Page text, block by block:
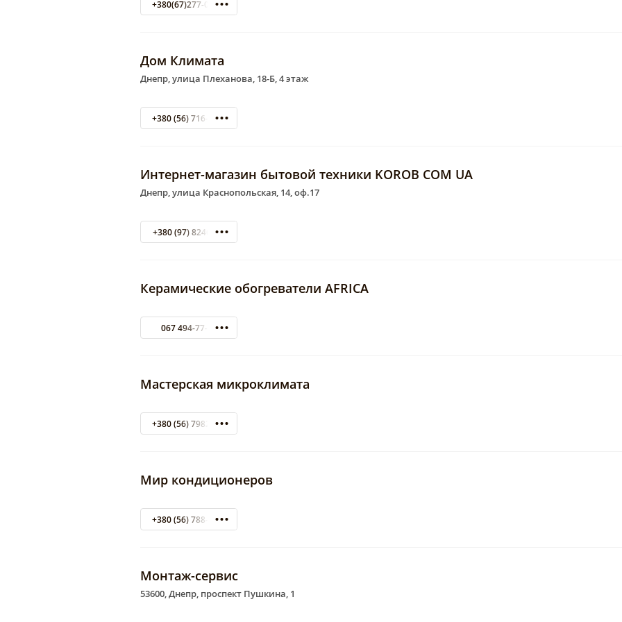
+380(67)277-01-77
Дом Климата
Днепр, улица Плеханова, 18-Б, 4 этаж
+380 (56) 716-63-40
Интернет-магазин бытовой техники KOROB COM UA
Днепр, улица Краснопольская, 14, оф.17
+380 (97) 8246876
Керамические обогреватели AFRICA
067 494-77-03
Мастерская микроклимата
+380 (56) 7982552 по городу
Мир кондиционеров
+380 (56) 788-05-85
Монтаж-сервис
53600, Днепр, проспект Пушкина, 1